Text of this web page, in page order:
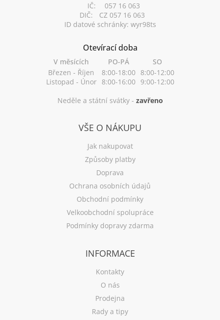
IČ:
057 16 063
DIČ:
CZ 057 16 063
ID datové schránky: wyr98ts
Otevírací doba
V měsících PO-PÁ
SO
Březen - Říjen
8:00-18:00 8:00-12:00
Listopad - Únor 8:00-16:00 9:00-12:00
Neděle a státní svátky - zavřeno
VŠE O NÁKUPU
Jak nakupovat
Způsoby platby
Doprava
Ochrana osobních údajů
Obchodní podmínky
Velkoobchodní spolupráce
Podmínky dopravy zdarma
INFORMACE
Kontakty
O nás
Prodejna
Rady a tipy